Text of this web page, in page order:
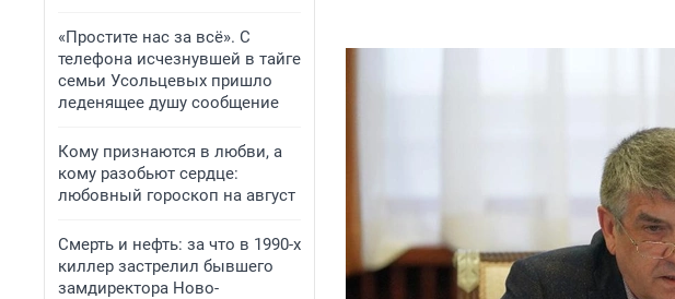
«Простите нас за всё». С
телефона исчезнувшей в тайге
семьи Усольцевых пришло
леденящее душу сообщение
Кому признаются в любви, а
кому разобьют сердце:
любовный гороскоп на август
Смерть и нефть: за что в 1990-х
киллер застрелил бывшего
замдиректора Ново-